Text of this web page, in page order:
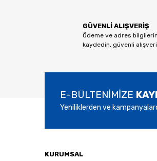
GÜVENLİ ALIŞVERİŞ
Ödeme ve adres
kaydedin, güvenli
E-BÜLTENİMİZE
Yeniliklerden ve
KURUMSAL